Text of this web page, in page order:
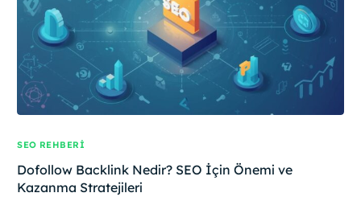
SEO REHBERI
Dofollow Backlink Nedir? SEO İçin Önemi ve
Kazanma Stratejileri